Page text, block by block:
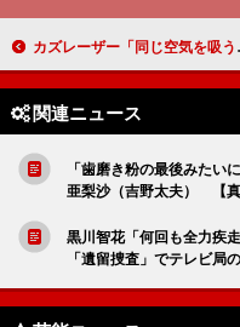
カズレーザー「同じ空気を吸うチャンスがなくなった…」 堀北真希の引退宣言に嘆き
関連ニュース
「歯磨き粉の最後みたい
亜梨沙（吉野太夫） 【
黒川智花「何回も全力疾
「遺留捜査」でテレビ局